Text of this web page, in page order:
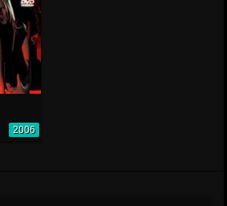
2006